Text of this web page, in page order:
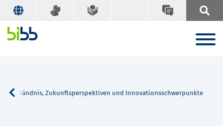
Zukunftsperspektiven und Innovationsschwerpunkte